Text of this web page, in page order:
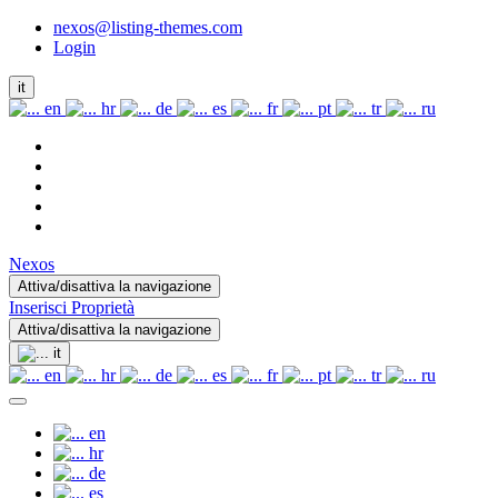
nexos@listing-themes.com
Login
it
en hr de es fr pt tr ru
Nexos
Attiva/disattiva la navigazione
Inserisci Proprietà
Attiva/disattiva la navigazione
it
en hr de es fr pt tr ru
en
hr
de
es